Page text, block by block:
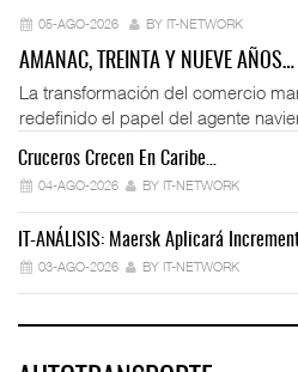
05-AGO-2026 BY IT-NETWORK
AMANAC, TREINTA Y NUEVE AÑOS…
La transformación del comercio
redefinido el papel del agente
Cruceros Crecen En Caribe…
04-AGO-2026 BY IT-NETWORK
IT-ANÁLISIS: Maersk Aplicará
03-AGO-2026 BY IT-NETWORK